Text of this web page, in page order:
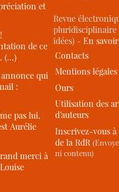
et
de ce
(…)
qui
:
pas lui,
Aurélie
merci à
Revue
idées) -En
Contacts
Mentions légales
Ours
Utilisation des
d’auteurs
Inscrivez-vous
de la RdR
ni contenu)